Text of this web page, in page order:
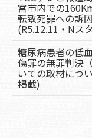
宮市内での
転致死罪への訴
(R5.12.11・Nス
糖尿病患者の低
傷罪の無罪判決
いての取材につ
掲載)